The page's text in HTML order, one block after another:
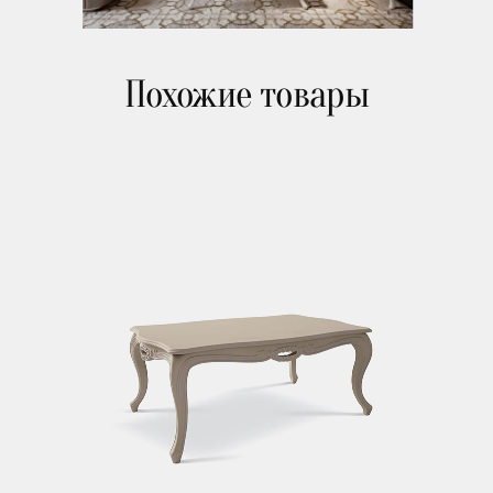
Прочие аксесcуары
Похожие товары